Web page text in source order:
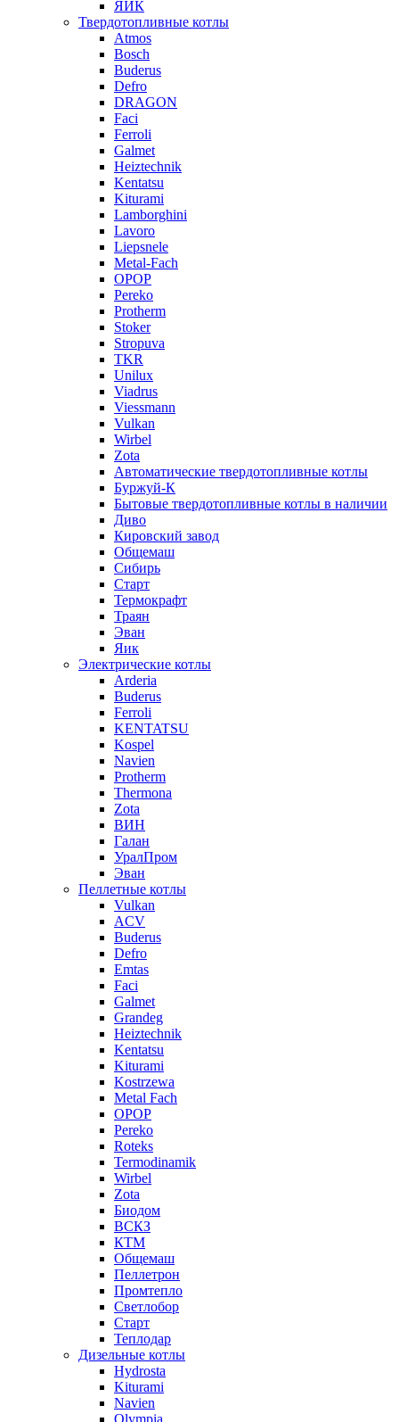
ЯИК
Твердотопливные котлы
Atmos
Bosch
Buderus
Defro
DRAGON
Faci
Ferroli
Galmet
Heiztechnik
Kentatsu
Kiturami
Lamborghini
Lavoro
Liepsnele
Metal-Fach
OPOP
Pereko
Protherm
Stoker
Stropuva
TKR
Unilux
Viadrus
Viessmann
Vulkan
Wirbel
Zota
Автоматические твердотопливные котлы
Буржуй-К
Бытовые твердотопливные котлы в наличии
Диво
Кировский завод
Общемаш
Сибирь
Старт
Термокрафт
Траян
Эван
Яик
Электрические котлы
Arderia
Buderus
Ferroli
KENTATSU
Kospel
Navien
Protherm
Thermona
Zota
ВИН
Галан
УралПром
Эван
Пеллетные котлы
Vulkan
ACV
Buderus
Defro
Emtas
Faci
Galmet
Grandeg
Heiztechnik
Kentatsu
Kiturami
Kostrzewa
Metal Fach
OPOP
Pereko
Roteks
Termodinamik
Wirbel
Zota
Биодом
ВСКЗ
КТМ
Общемаш
Пеллетрон
Промтепло
Светлобор
Старт
Теплодар
Дизельные котлы
Hydrosta
Kiturami
Navien
Olympia